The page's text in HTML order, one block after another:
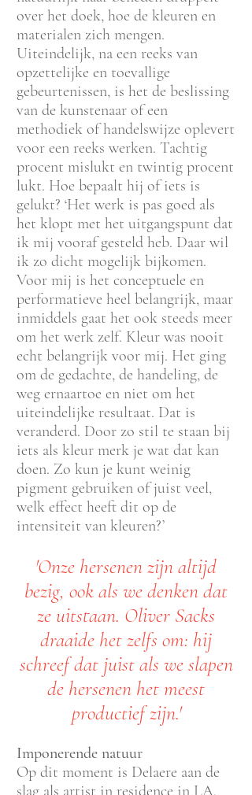
over het doek, hoe de kleuren en
materialen zich mengen.
Uiteindelijk, na een reeks van
opzettelijke en toevallige
gebeurtenissen, is het de beslissing
van de kunstenaar of een
methodiek of handelswijze oplevert
voor een reeks werken. Tachtig
procent mislukt en twintig procent
lukt. Hoe bepaalt hij of iets is
gelukt? ‘Het werk is pas goed als
het klopt met het uitgangspunt dat
ik mij vooraf gesteld heb. Daar wil
ik zo dicht mogelijk bijkomen.
Voor mij is het conceptuele en
performatieve heel belangrijk, maar
inmiddels gaat het ook steeds meer
om het werk zelf. Kleur was nooit
echt belangrijk voor mij. Het ging
om de gedachte, de handeling, de
weg ernaartoe en niet om het
uiteindelijke resultaat. Dat is
veranderd. Door zo stil te staan bij
iets als kleur merk je wat dat kan
doen. Zo kun je kunt weinig
pigment gebruiken of juist veel,
welk effect heeft dit op de
intensiteit van kleuren?’
'Onze hersenen zijn altijd
bezig, ook als we denken dat
ze uitstaan. Oliver Sacks
draaide het zelfs om: hij
schreef dat juist als we slapen
de hersenen het meest
productief zijn.'
Imponerende natuur
Op dit moment is Delaere aan de
slag als artist in residence in LA.